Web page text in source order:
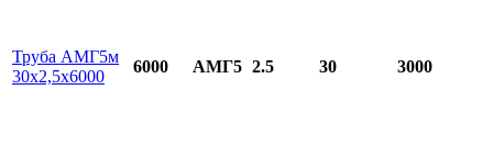
Труба АМГ5м
30х2,5х6000
6000 АМГ5 2.5 30
3000